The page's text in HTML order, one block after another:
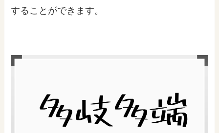
することができます。